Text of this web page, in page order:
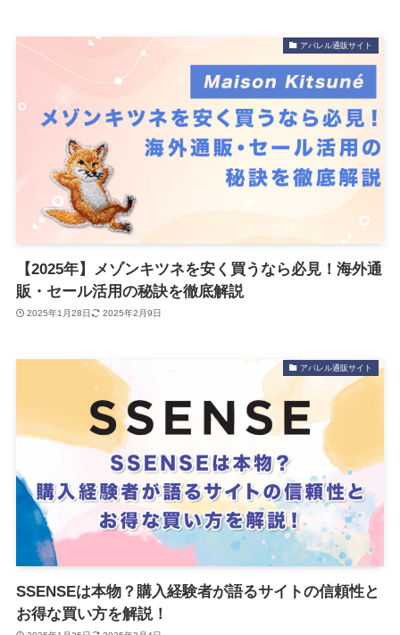
アパレル通販サイト
【2025年】メゾンキツネを安く買うなら必見！海外通
販・セール活用の秘訣を徹底解説
2025年1月28日 2025年2月9日
アパレル通販サイト
SSENSEは本物？購入経験者が語るサイトの信頼性と
お得な買い方を解説！